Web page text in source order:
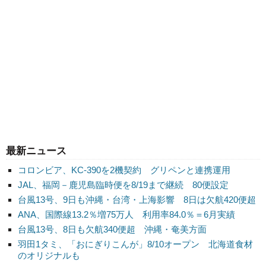
最新ニュース
コロンビア、KC-390を2機契約 グリペンと連携運用
JAL、福岡－鹿児島臨時便を8/19まで継続 80便設定
台風13号、9日も沖縄・台湾・上海影響 8日は欠航420便超
ANA、国際線13.2％増75万人 利用率84.0％＝6月実績
台風13号、8日も欠航340便超 沖縄・奄美方面
羽田1タミ、「おにぎりこんが」8/10オープン 北海道食材
のオリジナルも